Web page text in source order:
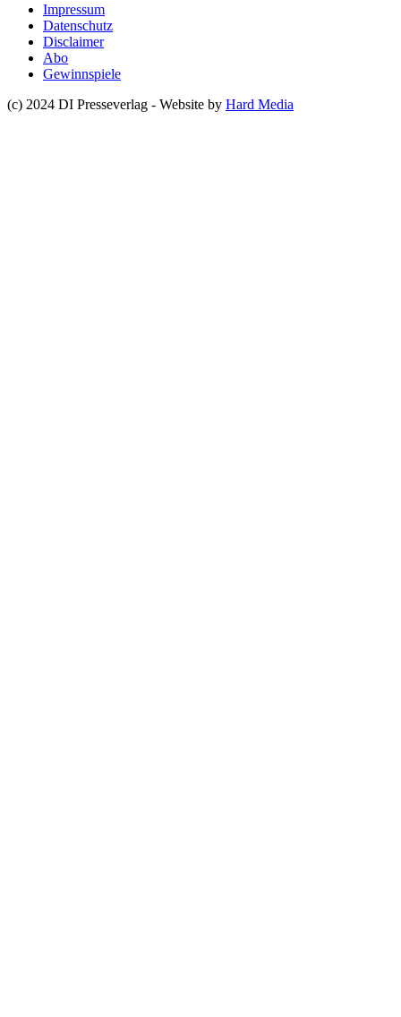
Impressum
Datenschutz
Disclaimer
Abo
Gewinnspiele
(c) 2024 DI Presseverlag - Website by Hard Media